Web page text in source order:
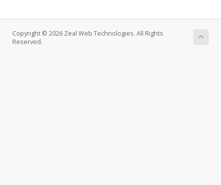
Copyright © 2026 Zeal Web Technologies. All Rights
Reserved.